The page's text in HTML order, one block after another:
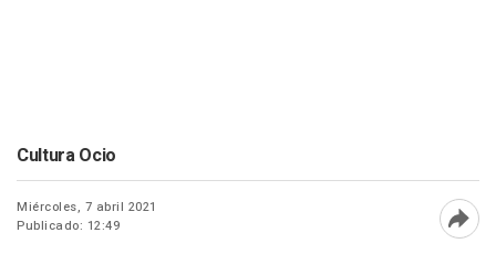
Cultura Ocio
Miércoles, 7 abril 2021
Publicado: 12:49